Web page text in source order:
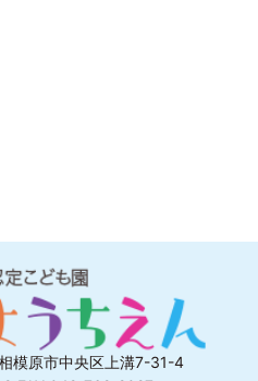
模原市中央区上溝7-31-4